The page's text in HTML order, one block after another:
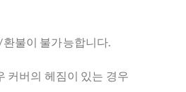
불이 불가능합니다.
커버의 헤짐이 있는 경우